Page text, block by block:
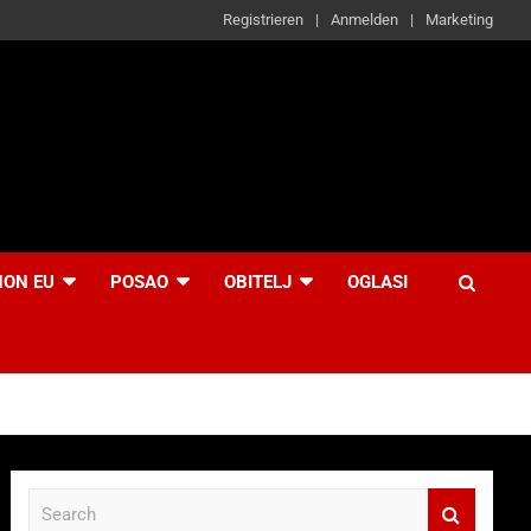
Registrieren Anmelden Marketing
EU POSAO OBITELJ OGLASI